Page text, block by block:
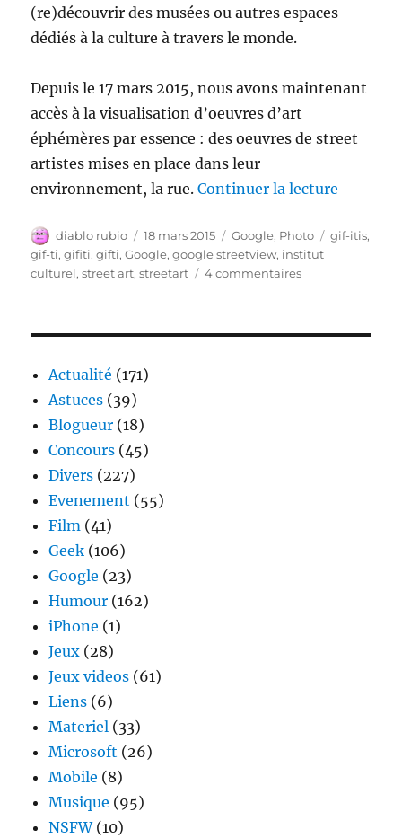
(re)découvrir des musées ou autres espaces
dédiés à la culture à travers le monde.
Depuis le 17 mars 2015, nous avons maintenant
accès à la visualisation d’oeuvres d’art
éphémères par essence : des oeuvres de street
artistes mises en place dans leur
environnement, la rue.Continuer la lecture
Auteur
diablo rubio
Publié
le
18 mars 2015 Catégories
Google, Photo Étiquettes
gif-itis,
gif-ti,gifiti,gifti,Google,google streetview, institut
culturel,street art,streetart 4 commentairessur
Actualité (171)
Astuces (39)
Blogueur (18)
Concours (45)
Divers (227)
Evenement (55)
Film (41)
Geek (106)
Google (23)
Humour (162)
iPhone (1)
Jeux (28)
Jeux videos (61)
Liens (6)
Materiel (33)
Microsoft (26)
Mobile (8)
Musique (95)
NSFW(10)